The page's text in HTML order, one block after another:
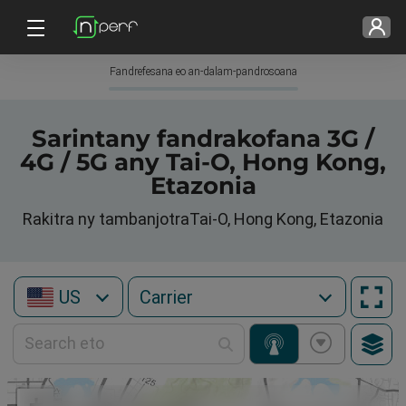
Fandrefesana eo an-dalam-pandrosoana
Sarintany fandrakofana 3G /
4G / 5G any Tai-O, Hong Kong,
Etazonia
Rakitra ny tambanjotraTai-O, Hong Kong, Etazonia
US